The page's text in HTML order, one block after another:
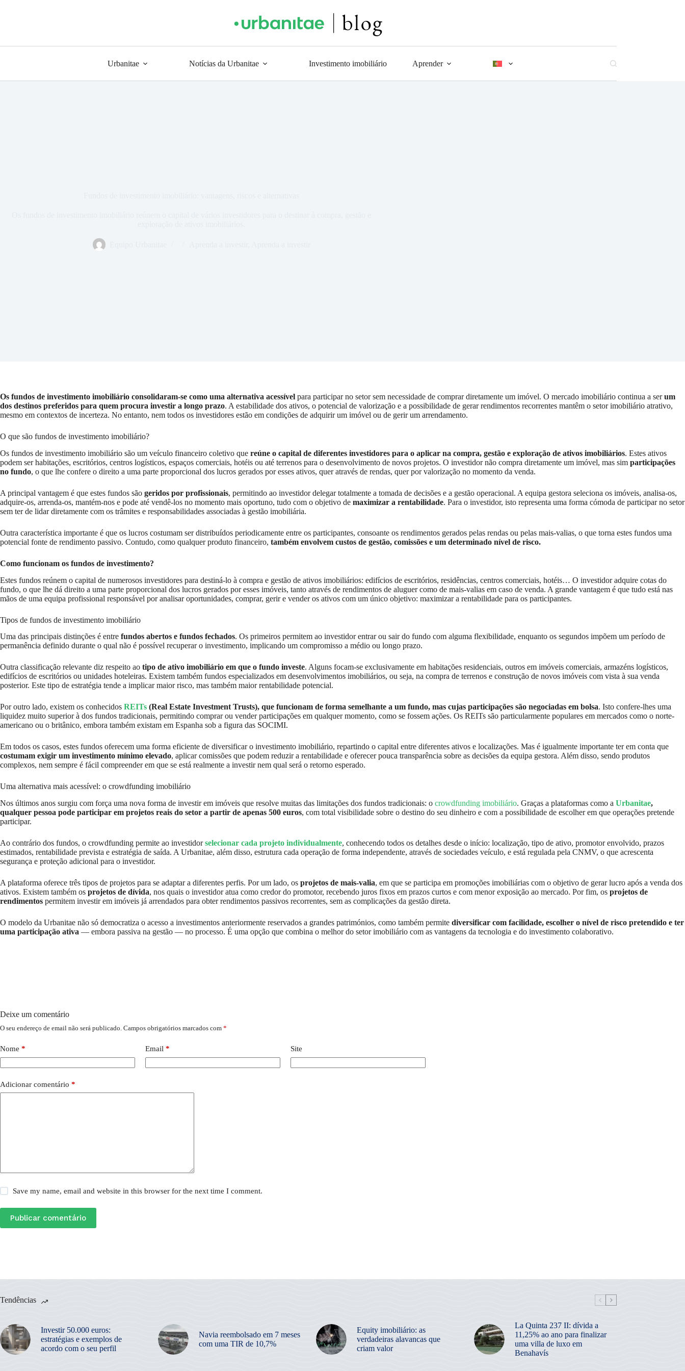
Urbanitae Notícias da Urbanitae Investimento imobiliário Aprender
Os fundos de investimento imobiliário consolidaram-se como uma alternativa acessível para participar no setor sem necessidade de comprar diretamente um imóvel. O mercado imobiliário continua a serum
dos destinos preferidos para quem procura investir a longo prazo. A estabilidade dos ativos, o potencial de valorização e a possibilidade de gerar rendimentos recorrentes mantêm o setor imobiliário atrativo,
mesmo em contextos de incerteza. No entanto, nem todos os investidores estão em condições de adquirir um imóvel ou de gerir um arrendamento.
O que são fundos de investimento imobiliário?
Os fundos de investimento imobiliário são um veículo financeiro coletivo que reúne o capital de diferentes investidores para o aplicar na compra, gestão e exploração de ativos imobiliários. Estes ativos
podem ser habitações, escritórios, centros logísticos, espaços comerciais, hotéis ou até terrenos para o desenvolvimento de novos projetos. O investidor não compra diretamente um imóvel, mas sim participações
no fundo, o que lhe confere o direito a uma parte proporcional dos lucros gerados por esses ativos, quer através de rendas, quer por valorização no momento da venda.
A principal vantagem é que estes fundos são geridos por profissionais, permitindo ao investidor delegar totalmente a tomada de decisões e a gestão operacional. A equipa gestora seleciona os imóveis, analisa-os,
adquire-os, arrenda-os, mantém-nos e pode até vendê-los no momento mais oportuno, tudo com o objetivo de maximizar a rentabilidade. Para o investidor, isto representa uma forma cómoda de participar no setor
sem ter de lidar diretamente com os trâmites e responsabilidades associadas à gestão imobiliária.
Outra característica importante é que os lucros costumam ser distribuídos periodicamente entre os participantes, consoante os rendimentos gerados pelas rendas ou pelas mais-valias, o que torna estes fundos uma
potencial fonte de rendimento passivo. Contudo, como qualquer produto financeiro, também envolvem custos de gestão, comissões e um determinado nível de risco.
Como funcionam os fundos de investimento?
Estes fundos reúnem o capital de numerosos investidores para destiná-lo à compra e gestão de ativos imobiliários: edifícios de escritórios, residências, centros comerciais, hotéis… O investidor adquire cotas do
fundo, o que lhe dá direito a uma parte proporcional dos lucros gerados por esses imóveis, tanto através de rendimentos de aluguer como de mais-valias em caso de venda. A grande vantagem é que tudo está nas
mãos de uma equipa profissional responsável por analisar oportunidades, comprar, gerir e vender os ativos com um único objetivo: maximizar a rentabilidade para os participantes.
Tipos de fundos de investimento imobiliário
Uma das principais distinções é entre fundos abertos e fundos fechados. Os primeiros permitem ao investidor entrar ou sair do fundo com alguma flexibilidade, enquanto os segundos impõem um período de
permanência definido durante o qual não é possível recuperar o investimento, implicando um compromisso a médio ou longo prazo.
Outra classificação relevante diz respeito ao tipo de ativo imobiliário em que o fundo investe. Alguns focam-se exclusivamente em habitações residenciais, outros em imóveis comerciais, armazéns logísticos,
edifícios de escritórios ou unidades hoteleiras. Existem também fundos especializados em desenvolvimentos imobiliários, ou seja, na compra de terrenos e construção de novos imóveis com vista à sua venda
posterior. Este tipo de estratégia tende a implicar maior risco, mas também maior rentabilidade potencial.
Por outro lado, existem os conhecidos REITs (Real Estate Investment Trusts), que funcionam de forma semelhante a um fundo, mas cujas participações são negociadas em bolsa. Isto confere-lhes uma
liquidez muito superior à dos fundos tradicionais, permitindo comprar ou vender participações em qualquer momento, como se fossem ações. Os REITs são particularmente populares em mercados como o norte-
americano ou o britânico, embora também existam em Espanha sob a figura das SOCIMI.
Em todos os casos, estes fundos oferecem uma forma eficiente de diversificar o investimento imobiliário, repartindo o capital entre diferentes ativos e localizações. Mas é igualmente importante ter em conta que
costumam exigir um investimento mínimo elevado, aplicar comissões que podem reduzir a rentabilidade e oferecer pouca transparência sobre as decisões da equipa gestora. Além disso, sendo produtos
complexos, nem sempre é fácil compreender em que se está realmente a investir nem qual será o retorno esperado.
Uma alternativa mais acessível: o crowdfunding imobiliário
Nos últimos anos surgiu com força uma nova forma de investir em imóveis que resolve muitas das limitações dos fundos tradicionais: o crowdfunding imobiliário. Graças a plataformas como a Urbanitae,
qualquer pessoa pode participar em projetos reais do setor a partir de apenas 500 euros, com total visibilidade sobre o destino do seu dinheiro e com a possibilidade de escolher em que operações pretende
participar.
Ao contrário dos fundos, o crowdfunding permite ao investidorselecionar cada projeto individualmente, conhecendo todos os detalhes desde o início: localização, tipo de ativo, promotor envolvido, prazos
estimados, rentabilidade prevista e estratégia de saída. A Urbanitae, além disso, estrutura cada operação de forma independente, através de sociedades veículo, e está regulada pela CNMV, o que acrescenta
segurança e proteção adicional para o investidor.
A plataforma oferece três tipos de projetos para se adaptar a diferentes perfis. Por um lado, os projetos de mais-valia, em que se participa em promoções imobiliárias com o objetivo de gerar lucro após a venda dos
ativos. Existem também os projetos de dívida, nos quais o investidor atua como credor do promotor, recebendo juros fixos em prazos curtos e com menor exposição ao mercado. Por fim, os projetos de
rendimentos permitem investir em imóveis já arrendados para obter rendimentos passivos recorrentes, sem as complicações da gestão direta.
O modelo da Urbanitae não só democratiza o acesso a investimentos anteriormente reservados a grandes patrimónios, como também permite diversificar com facilidade, escolher o nível de risco pretendido e ter
uma participação ativa — embora passiva na gestão — no processo. É uma opção que combina o melhor do setor imobiliário com as vantagens da tecnologia e do investimento colaborativo.
Deixe um comentário
O seu endereço de email não será publicado. Campos obrigatórios marcados com *
Nome * Email * Site
Adicionar comentário *
Save my name, email and website in this browser for the next time I comment.
Publicar comentário
Tendências
Investir 50.000 euros:
estratégias e exemplos de
acordo com o seu perfil
Navia reembolsado em 7 meses
com uma TIR de 10,7%
Equity imobiliário: as
verdadeiras alavancas que
criam valor
La Quinta 237 II: dívida a
11,25% ao ano para finalizar
uma villa de luxo em
Benahavís